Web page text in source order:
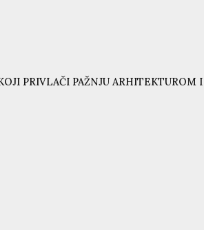
PRIVLAČI PAŽNJU ARHITEKTUROM